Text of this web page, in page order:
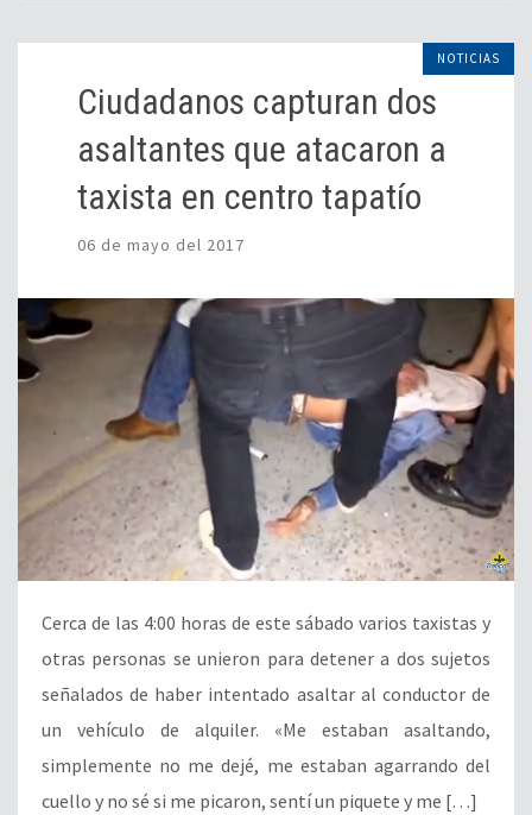
NOTICIAS
Ciudadanos capturan dos
asaltantes que atacaron a
taxista en centro tapatío
06 de mayo del 2017
Cerca de las 4:00 horas de este sábado varios taxistas y
otras personas se unieron para detener a dos sujetos
señalados de haber intentado asaltar al conductor de
un vehículo de alquiler. «Me estaban asaltando,
simplemente no me dejé, me estaban agarrando del
cuello y no sé si me picaron, sentí un piquete y me […]